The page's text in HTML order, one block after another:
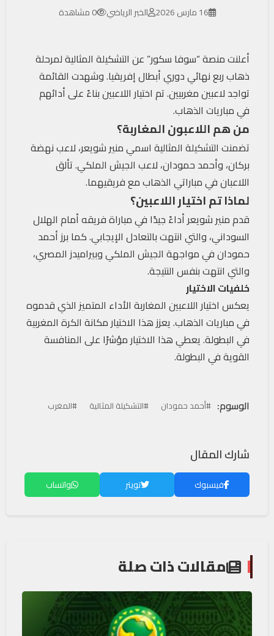
16 مارس 2026 الخبر الرياضي 0 مشاهدة
أعلنت منصة “سوفا سكور” عن التشكيلة المثالية لمرحلة
ذهاب ربع نهائي دوري أبطال إفريقيا. وشهدت القائمة
تواجد لاعبين مغربيين. تم اختيار اللاعبين بناءً على أدائهم
في مباريات الذهاب.
من هم اللاعبون المغاربة؟
تضمنت التشكيلة المثالية اسمي منير شويعر، لاعب نهضة
بركان، وأحمد حمودان، لاعب الجيش الملكي. تألق
اللاعبان في مباراتي الذهاب مع فريقيهما.
لماذا تم اختيار اللاعبين؟
قدم منير شويعر أداءً جيدًا في مباراة فريقه أمام الهلال
السوداني، والتي انتهت بالتعادل الإيجابي. كما برز أحمد
حمودان في مواجهة الجيش الملكي وبيراميدز المصري،
والتي انتهت بنفس النتيجة.
خلفيات الاختيار
يعكس اختيار اللاعبين المغاربة الأداء المتميز الذي قدموه
في مباريات الذهاب. يعزز هذا الاختيار مكانة الكرة المغربية
في البطولة. يعطي هذا الاختيار مؤشرًا على المنافسة
القوية في البطولة.
الوسوم: #أحمد حمودان #التشكيلة المثالية #المغرب
شارك المقال
فيسبوك تويتر واتساب
مقالات ذات صلة